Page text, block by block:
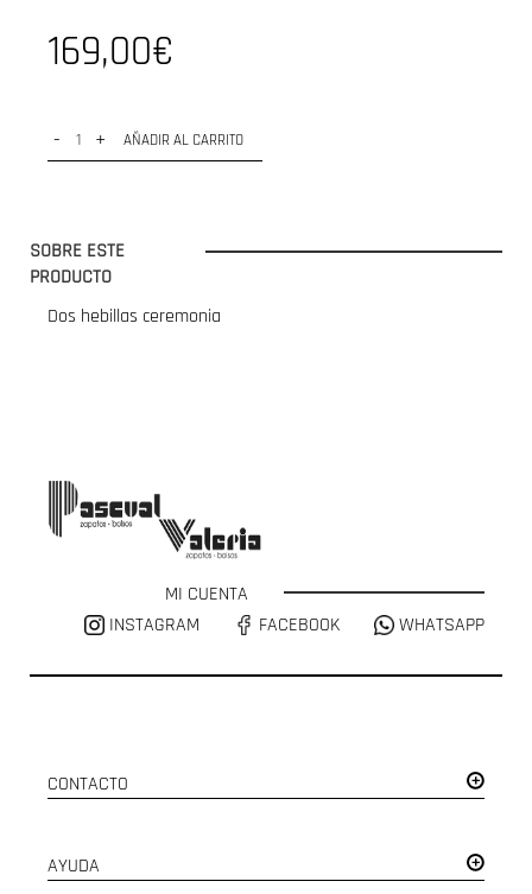
169,00€
- + AÑADIR AL CARRITO
SOBRE ESTE
PRODUCTO
Dos hebillas ceremonia
MI CUENTA
INSTAGRAM
FACEBOOK WHATSAPP
CONTACTO
AYUDA